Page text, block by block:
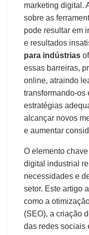
marketing digital.
sobre as
pode resultar em
e resultados
para indústrias
essas barreiras,
online, atraindo
transformando-os
estratégias
alcançar novos
e aumentar
O elemento
digital industrial
necessidades e
setor. Este artigo
como a
(SEO), a criação
das redes sociais